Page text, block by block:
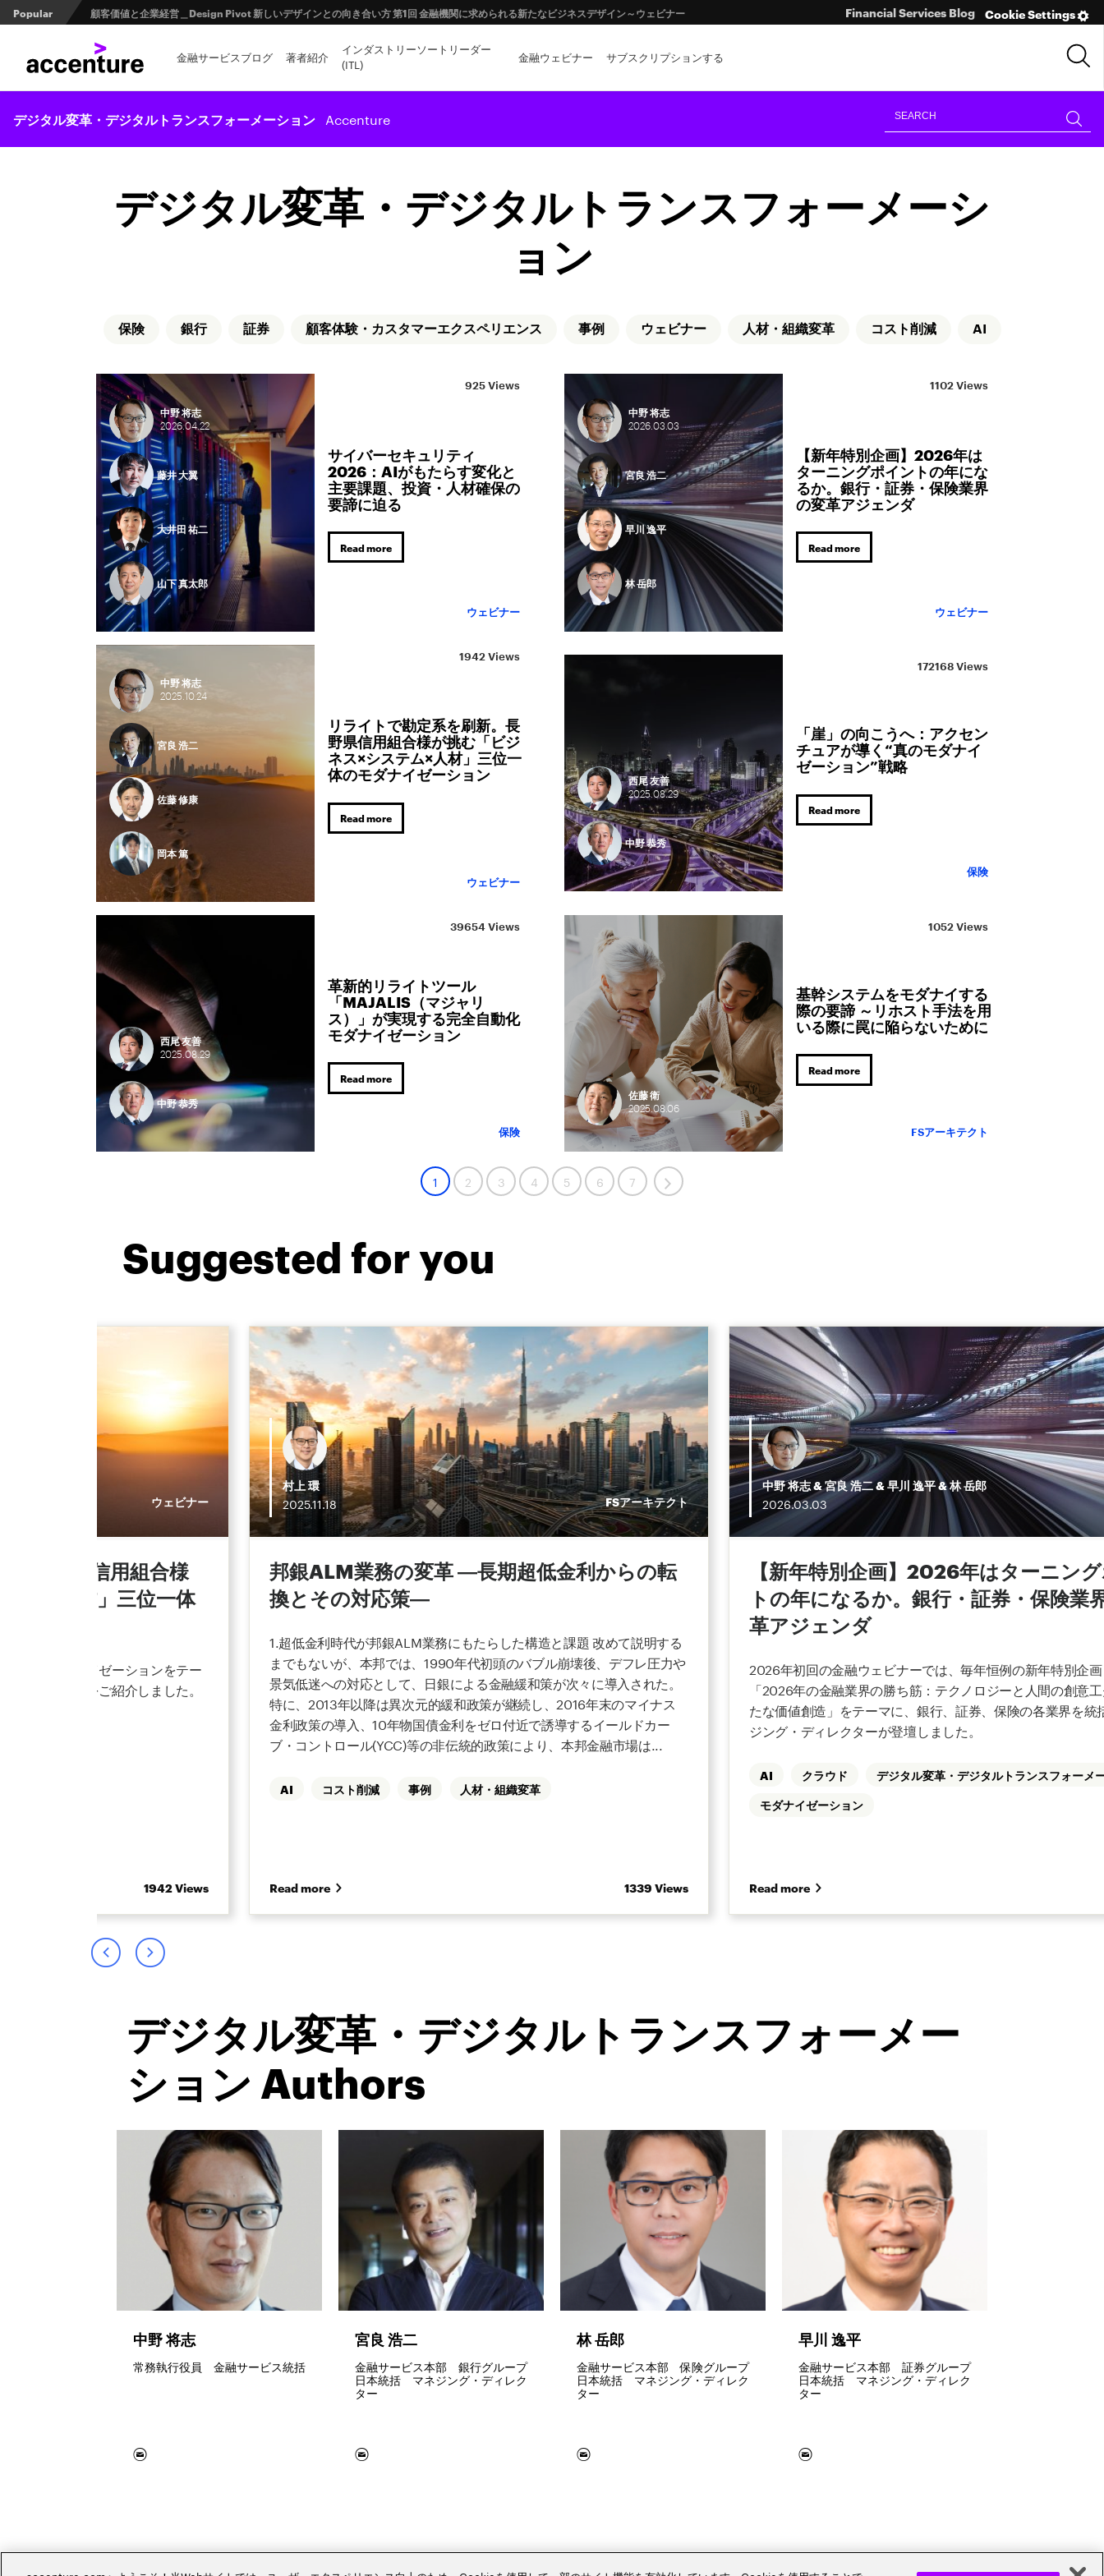
Popular 日本の金融業界とオープンバンキングの未来 第1回 ：規制とイノベーションの両立に向けて
FinTech Journal掲載記事：第２回 量子コンピューターや拡張現実はどのような「金融イノベーション」を創出するか？
Cookie Settings
Financial Services Blog
金融サービスブログ 著者紹介
インダストリーソートリーダー
(ITL)
金融ウェビナー サブスクリプションする
デジタル変革・デジタルトランスフォーメーション Accenture
デジタル変革・デジタルトランスフォーメーシ
ョン
保険 銀行 証券 顧客体験・カスタマーエクスペリエンス 事例 ウェビナー 人材・組織変革 コスト削減 AI
中野 将志
2026.04.22
藤井 大翼
大井田 祐二
山下 真太郎
サイバーセキュリティ
2026：AIがもたらす変化と
主要課題、投資・人材確保の
要諦に迫る
Read more
925 Views
ウェビナー
中野 将志
2026.03.03
宮良 浩二
早川 逸平
林 岳郎
【新年特別企画】2026年は
ターニングポイントの年にな
るか。銀行・証券・保険業界
の変革アジェンダ
Read more
1102 Views
ウェビナー
中野 将志
2025. 10.24
宮良 浩二
佐藤 修康
岡本 篤
リライトで勘定系を刷新。長
野県信用組合様が挑む「ビジ
ネス×システム×人材」三位一
体のモダナイゼーション
Read more
1942 Views
ウェビナー
西尾 友善
2025.08.29
中野 恭秀
「崖」の向こうへ：アクセン
チュアが導く“真のモダナイ
ゼーション”戦略
Read more
172168 Views
保険
西尾 友善
2025.08.29
中野 恭秀
革新的リライトツール
「MAJALIS（マジャリ
ス）」が実現する完全自動化
モダナイゼーション
Read more
39654 Views
保険
佐藤 衛
2025.08.06
基幹システムをモダナイする
際の要諦 ～リホスト手法を用
いる際に罠に陥らないために
Read more
1052 Views
FSアーキテクト
1 2 3 4 5 6 7
Suggested for you
ウェビナー
。長野県信用組合様
ム×人材」三位一体
テムのモダナイゼーションをテー
ム刷新事例をご紹介しました。
1942 Views
村上 環
2025.11.18 FSアーキテクト
邦銀ALM業務の変革 ―長期超低金利からの転
換とその対応策―
1.超低金利時代が邦銀ALM業務にもたらした構造と課題 改めて説明する
までもないが、本邦では、1990年代初頭のバブル崩壊後、デフレ圧力や
景気低迷への対応として、日銀による金融緩和策が次々に導入された。
特に、2013年以降は異次元的緩和政策が継続し、2016年末のマイナス
金利政策の導入、10年物国債金利をゼロ付近で誘導するイールドカー
ブ・コントロール(YCC)等の非伝統的政策により、本邦金融市場は...
AI コスト削減 事例 人材・組織変革
Read more 1339 Views
中野 将志&宮良 浩二&早川 逸平&林 岳郎
2026.03.03
【新年特別企画】2026年はターニン
トの年になるか。銀行・証券・保険業
革アジェンダ
2026年初回の金融ウェビナーでは、毎年恒例の新年特別企
「2026年の金融業界の勝ち筋：テクノロジーと人間の創意
たな価値創造」をテーマに、銀行、証券、保険の各業界を統
ジング・ディレクターが登壇しました。
AI クラウド
デジタル変革・デジタルトランスフォーメ
モダナイゼーション
Read more
デジタル変革・デジタルトランスフォーメー
ション Authors
中野 将志
常務執行役員 金融サービス統括
宮良 浩二
金融サービス本部 銀行グループ
日本統括 マネジング・ディレク
ター
林 岳郎
金融サービス本部 保険グループ
日本統括 マネジング・ディレク
ター
早川 逸平
金融サービス本部 証券グループ
日本統括 マネジング・ディレク
ター